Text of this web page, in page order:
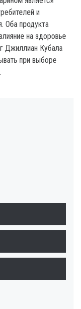
и
Оба продукта
на здоровье
Джиллиан Кубала
при выборе